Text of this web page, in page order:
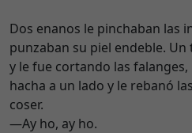
Dos enanos le pinchaban las
punzaban su piel endeble.
y le fue cortando las
hacha a un lado y le rebanó
coser.
—Ay ho, ay ho.